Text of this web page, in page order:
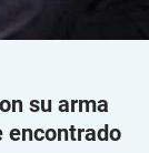
su arma
encontrado